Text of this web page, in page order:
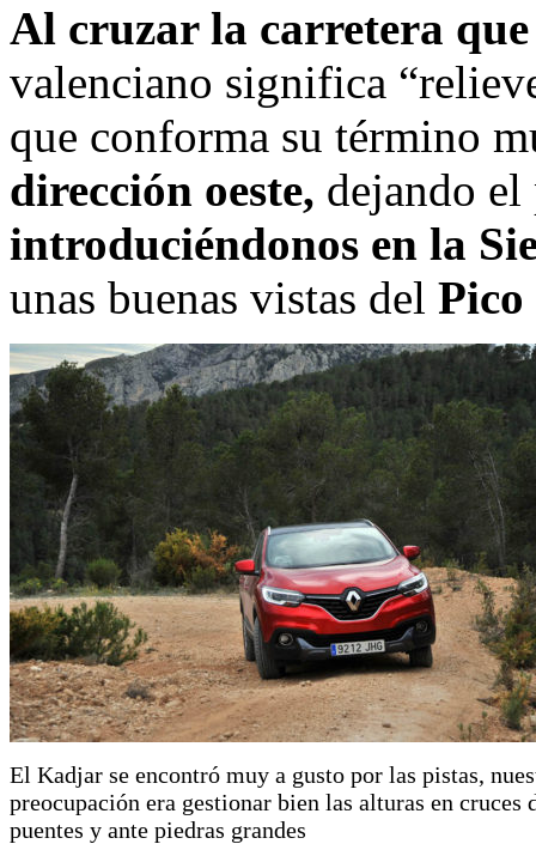
Al cruzar la carretera
valenciano significa
que conforma su término
dirección oeste, dejando el
introduciéndonos en la
unas buenas vistas del Pico
El Kadjar se encontró muy a gusto por las pistas,
preocupación era gestionar bien las alturas en cruces
puentes y ante piedras grandes